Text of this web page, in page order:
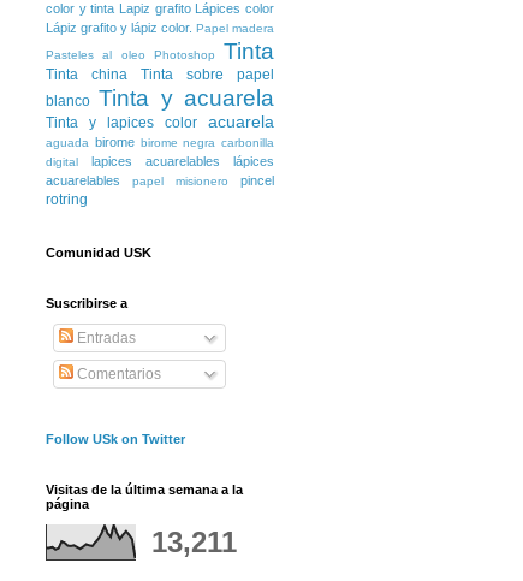
color y tinta
Lapiz grafito
Lápices color
Lápiz grafito y lápiz color. Papel madera
Pasteles al oleo
Photoshop Tinta
Tinta china
Tinta sobre papel
blanco Tinta y acuarela
Tinta y lapices color acuarela
aguada birome birome negra carbonilla
digital
lapices acuarelables
lápices
acuarelables
papel misionero pincel
rotring
Comunidad USK
Suscribirse a
Entradas
Comentarios
Follow USk on Twitter
Visitas de la última semana a la
página
13,211